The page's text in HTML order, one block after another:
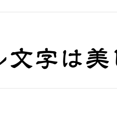
文字は